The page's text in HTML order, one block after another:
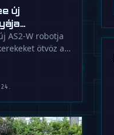
új
gurul a
elől
AS2-W robotja
ötvöz a